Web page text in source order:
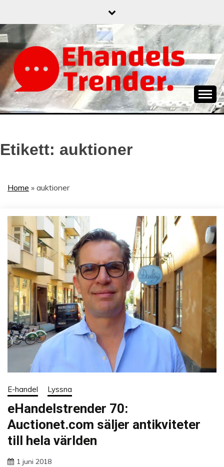
content
När allt blir e-handel
Etikett: auktioner
Home » auktioner
E-handel Lyssna
eHandelstrender 70:
Auctionet.com säljer antikviteter
till hela världen
1 juni 2018